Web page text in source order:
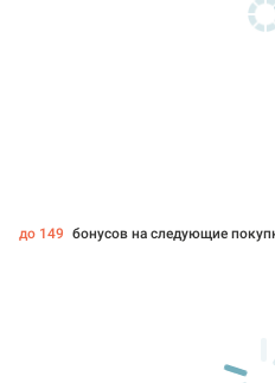
до 149 бонусов на следующие